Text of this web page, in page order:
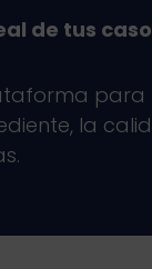
de tus
para
la